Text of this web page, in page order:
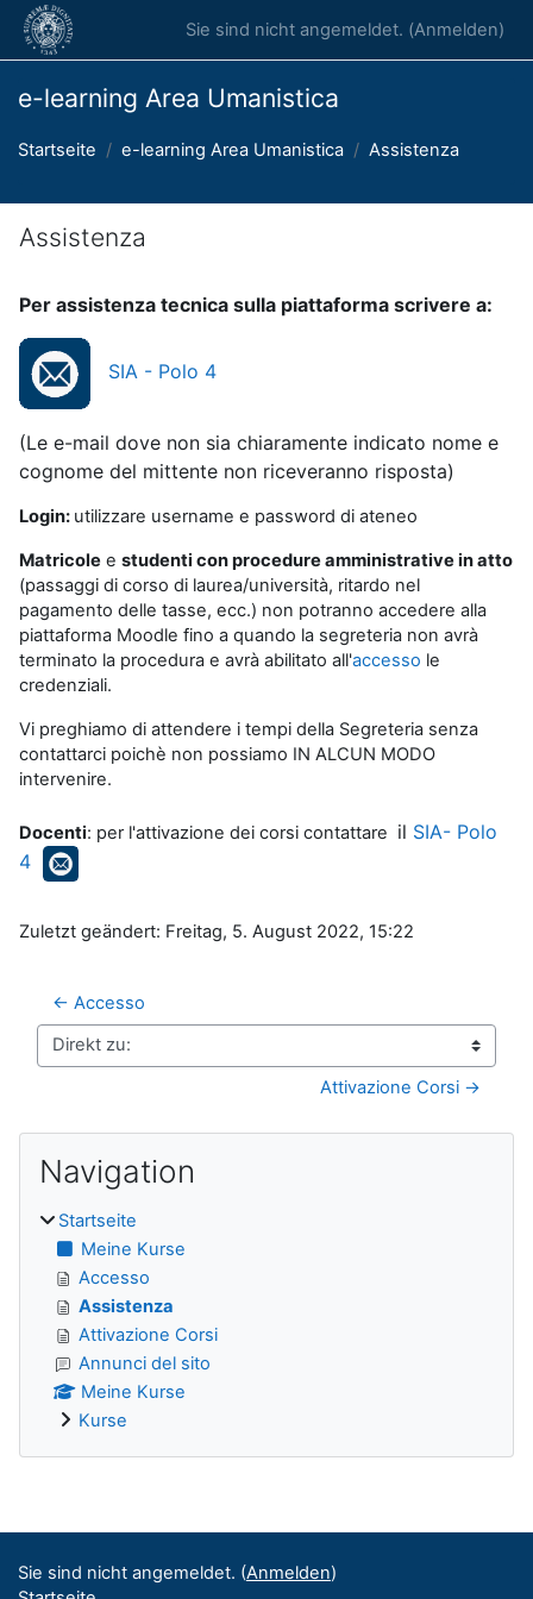
Zum Hauptinhalt
Sie sind nicht angemeldet. (Anmelden)
e-learning Area Umanistica
Startseite e-learning Area Umanistica Assistenza
Assistenza
Per assistenza tecnica sulla piattaforma scrivere a:
SIA - Polo 4
(Le e-mail dove non sia chiaramente indicato nome e
cognome del mittente non riceveranno risposta)
Login: utilizzare username e password di ateneo
Matricole e studenti con procedure amministrative in atto
(passaggi di corso di laurea/università, ritardo nel
pagamento delle tasse, ecc.) non potranno accedere alla
piattaforma Moodle fino a quando la segreteria non avrà
terminato la procedura e avrà abilitato all'accesso le
credenziali.
Vi preghiamo di attendere i tempi della Segreteria senza
contattarci poichè non possiamo IN ALCUN MODO
intervenire.
Docenti: per l'attivazione dei corsi contattare il SIA- Polo
4
Zuletzt geändert: Freitag, 5. August 2022, 15:22
← Accesso
Direkt zu:
Attivazione Corsi →
Blöcke
Navigation
Startseite
Meine Kurse
Accesso
Assistenza
Attivazione Corsi
Annunci del sito
Meine Kurse
Kurse
Sie sind nicht angemeldet. (Anmelden)